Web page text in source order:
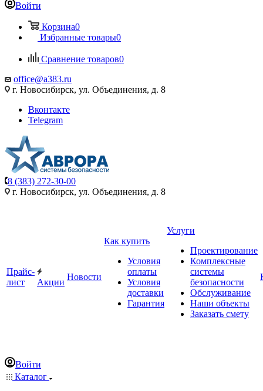
Войти
Корзина0
Избранные товары0
Сравнение товаров0
office@a383.ru
г. Новосибирск, ул. Объединения, д. 8
Вконтакте
Telegram
8 (383) 272-30-00
г. Новосибирск, ул. Объединения, д. 8
Прайс-
лист
Акции
Новости
Как купить
Условия
оплаты
Условия
доставки
Гарантия
Услуги
Проектирование
Комплексные
системы
безопасности
Обслуживание
Наши объекты
Заказать смету
Войти
Каталог